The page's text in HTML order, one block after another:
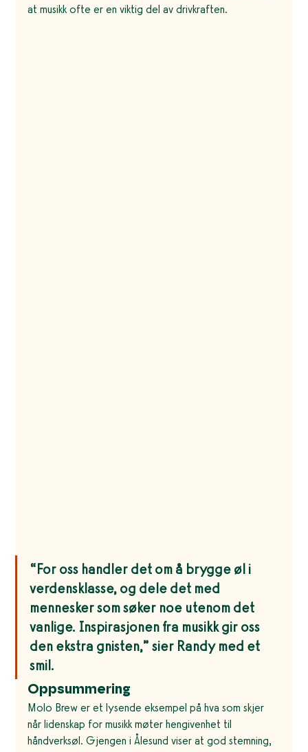
at musikk ofte er en viktig del av drivkraften.
“For oss handler det om å brygge øl i
verdensklasse, og dele det med
mennesker som søker noe utenom det
vanlige. Inspirasjonen fra musikk gir oss
den ekstra gnisten,” sier Randy med et
smil.
Oppsummering
Molo Brew er et lysende eksempel på hva som skjer
når lidenskap for musikk møter hengivenhet til
håndverksøl. Gjengen i Ålesund viser at god stemning,